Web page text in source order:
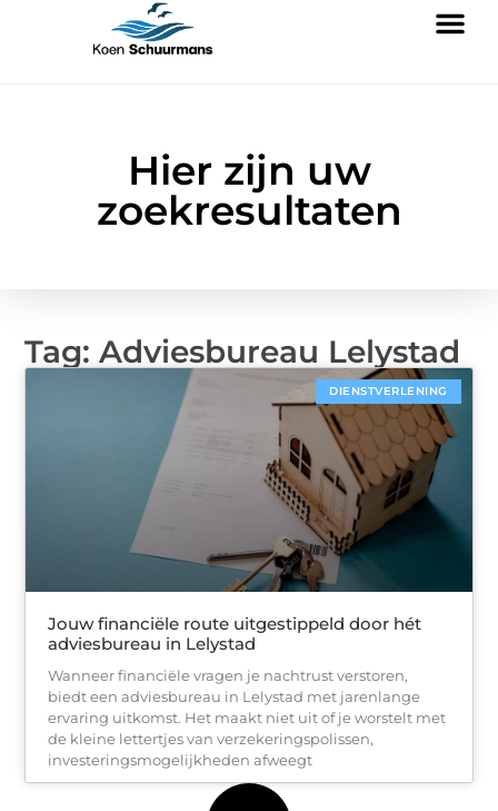
Hier zijn uw
zoekresultaten
Tag: Adviesbureau Lelystad
DIENSTVERLENING
Jouw financiële route uitgestippeld door hét
adviesbureau in Lelystad
Wanneer financiële vragen je nachtrust verstoren,
biedt een adviesbureau in Lelystad met jarenlange
ervaring uitkomst. Het maakt niet uit of je worstelt met
de kleine lettertjes van verzekeringspolissen,
investeringsmogelijkheden afweegt